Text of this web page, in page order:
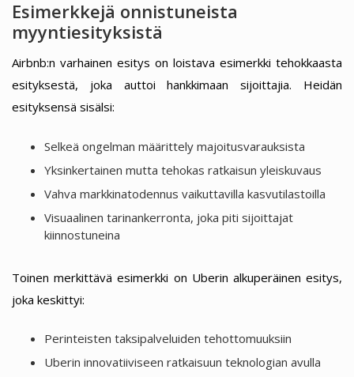
Esimerkkejä onnistuneista
myyntiesityksistä
Airbnb:n varhainen esitys on loistava esimerkki tehokkaasta
esityksestä, joka auttoi hankkimaan sijoittajia. Heidän
esityksensä sisälsi:
Selkeä ongelman määrittely majoitusvarauksista
Yksinkertainen mutta tehokas ratkaisun yleiskuvaus
Vahva markkinatodennus vaikuttavilla kasvutilastoilla
Visuaalinen tarinankerronta, joka piti sijoittajat
kiinnostuneina
Toinen merkittävä esimerkki on Uberin alkuperäinen esitys,
joka keskittyi:
Perinteisten taksipalveluiden tehottomuuksiin
Uberin innovatiiviseen ratkaisuun teknologian avulla